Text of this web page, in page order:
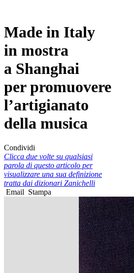
Made in Italy
in mostra
a Shanghai
per promuovere
l’artigianato
della musica
Condividi
Clicca due volte su qualsiasi
parola di questo articolo per
visualizzare una sua definizione
tratta dai dizionari Zanichelli
Email Stampa